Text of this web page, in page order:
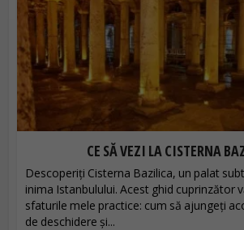
CE SĂ VEZI LA CISTERNA
Descoperiți Cisterna Bazilica, un palat
inima Istanbulului. Acest ghid cuprinzător
sfaturile mele practice: cum să ajungeți
de deschidere și...